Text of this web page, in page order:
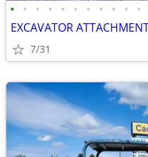
• • • • • • • • • • •
7/31